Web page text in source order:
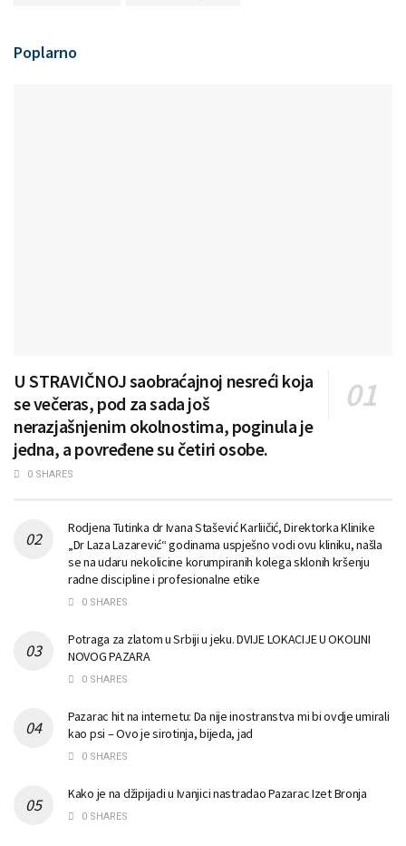
Poplarno
U STRAVIČNOJ saobraćajnoj nesreći koja
se večeras, pod za sada još
nerazjašnjenim okolnostima, poginula je
jedna, a povređene su četiri osobe.
0 SHARES
Rodjena Tutinka dr Ivana Stašević Karliičić, Direktorka Klinike
„Dr Laza Lazarević“ godinama uspješno vodi ovu kliniku, našla
se na udaru nekolicine korumpiranih kolega sklonih kršenju
radne discipline i profesionalne etike
0 SHARES
Potraga za zlatom u Srbiji u jeku. DVIJE LOKACIJE U OKOLINI
NOVOG PAZARA
0 SHARES
Pazarac hit na internetu: Da nije inostranstva mi bi ovdje umirali
kao psi – Ovo je sirotinja, bijeda, jad
0 SHARES
Kako je na džipijadi u Ivanjici nastradao Pazarac Izet Bronja
0 SHARES